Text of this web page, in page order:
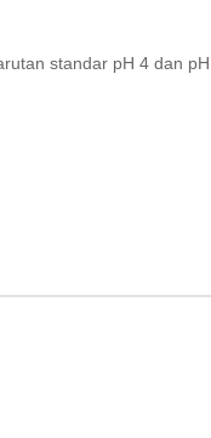
standar pH 4 dan pH